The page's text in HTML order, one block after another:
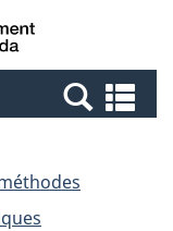
Canada
et